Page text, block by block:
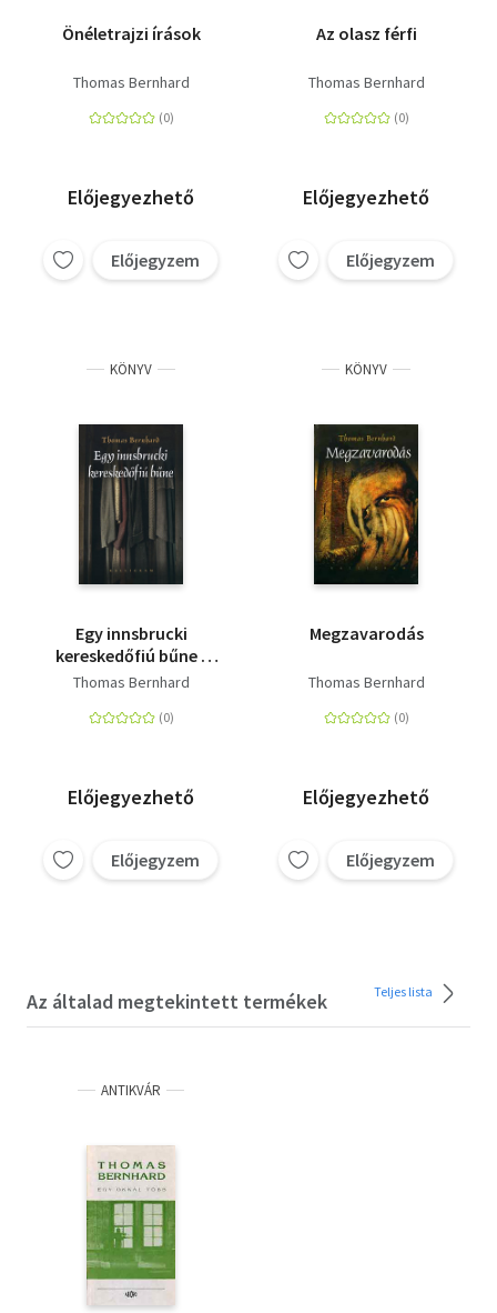
Önéletrajzi írások
Thomas Bernhard
Előjegyezhető
Előjegyzem
Az olasz férfi
Thomas Bernhard
Előjegyezhető
Előjegyzem
KÖNYV
Egy innsbrucki
kereskedőfiú bűne -
Összegyűjtött
Thomas Bernhard
Előjegyezhető
Előjegyzem
KÖNYV
Megzavarodás
Thomas Bernhard
Előjegyezhető
Előjegyzem
Az általad megtekintett termékek Teljes lista
ANTIKVÁR